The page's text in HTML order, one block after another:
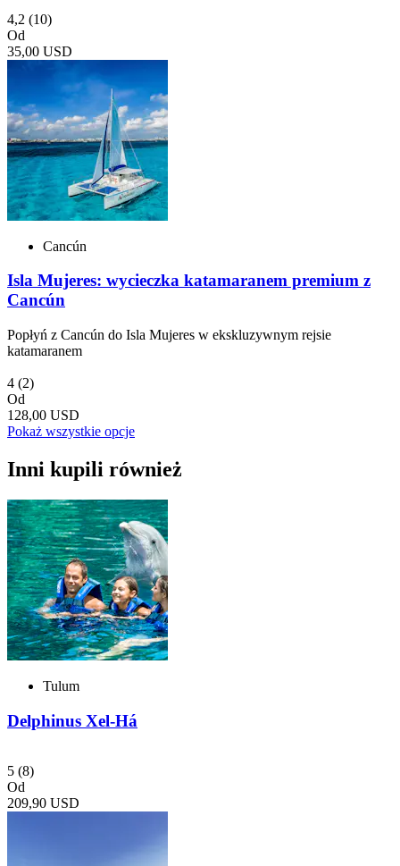
4,2 (10)
Od
35,00 USD
Cancún
Isla Mujeres: wycieczka katamaranem premium z
Cancún
Popłyń z Cancún do Isla Mujeres w ekskluzywnym rejsie
katamaranem
4 (2)
Od
128,00 USD
Pokaż wszystkie opcje
Inni kupili również
Tulum
Delphinus Xel-Há
5 (8)
Od
209,90 USD